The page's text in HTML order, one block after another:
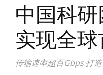
中国科
实现全
传输速率超百Gbps 打